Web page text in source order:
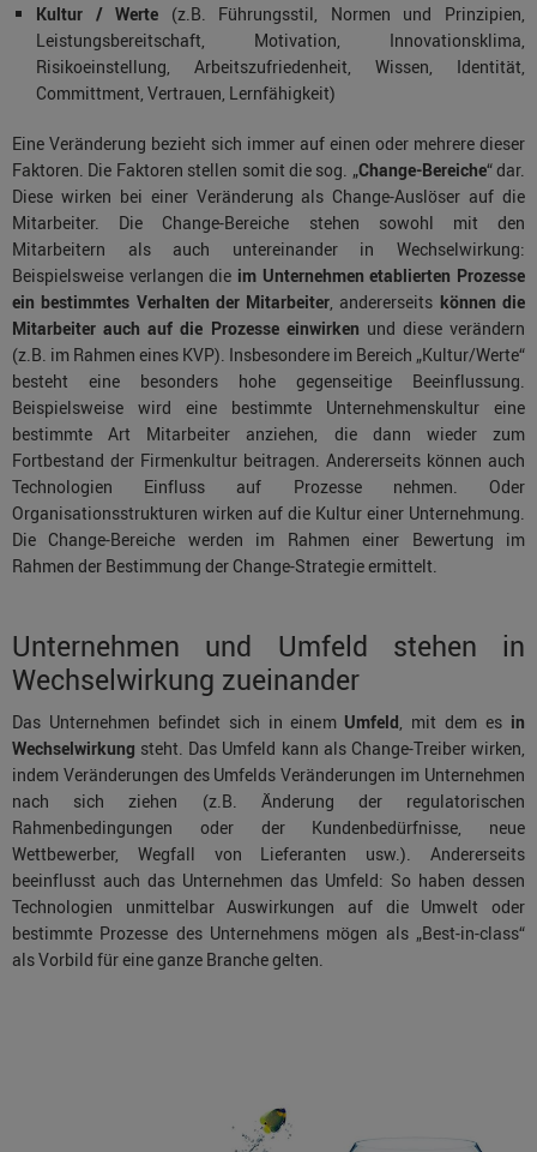
Kultur / Werte (z.B. Führungsstil, Normen und Prinzipien,
Leistungsbereitschaft, Motivation, Innovationsklima,
Risikoeinstellung, Arbeitszufriedenheit, Wissen, Identität,
Committment, Vertrauen, Lernfähigkeit)
Eine Veränderung bezieht sich immer auf einen oder mehrere dieser
Faktoren. Die Faktoren stellen somit die sog. „Change-Bereiche“ dar.
Diese wirken bei einer Veränderung als Change-Auslöser auf die
Mitarbeiter. Die Change-Bereiche stehen sowohl mit den
Mitarbeitern als auch untereinander in Wechselwirkung:
Beispielsweise verlangen die im Unternehmen etablierten Prozesse
ein bestimmtes Verhalten der Mitarbeiter, andererseits können die
Mitarbeiter auch auf die Prozesse einwirken und diese verändern
(z.B. im Rahmen eines KVP). Insbesondere im Bereich „Kultur/Werte“
besteht eine besonders hohe gegenseitige Beeinflussung.
Beispielsweise wird eine bestimmte Unternehmenskultur eine
bestimmte Art Mitarbeiter anziehen, die dann wieder zum
Fortbestand der Firmenkultur beitragen. Andererseits können auch
Technologien Einfluss auf Prozesse nehmen. Oder
Organisationsstrukturen wirken auf die Kultur einer Unternehmung.
Die Change-Bereiche werden im Rahmen einer Bewertung im
Rahmen der Bestimmung der Change-Strategie ermittelt.
Unternehmen und Umfeld stehen in
Wechselwirkung zueinander
Das Unternehmen befindet sich in einem Umfeld, mit dem es in
Wechselwirkung steht. Das Umfeld kann als Change-Treiber wirken,
indem Veränderungen des Umfelds Veränderungen im Unternehmen
nach sich ziehen (z.B. Änderung der regulatorischen
Rahmenbedingungen oder der Kundenbedürfnisse, neue
Wettbewerber, Wegfall von Lieferanten usw.). Andererseits
beeinflusst auch das Unternehmen das Umfeld: So haben dessen
Technologien unmittelbar Auswirkungen auf die Umwelt oder
bestimmte Prozesse des Unternehmens mögen als „Best-in-class“
als Vorbild für eine ganze Branche gelten.